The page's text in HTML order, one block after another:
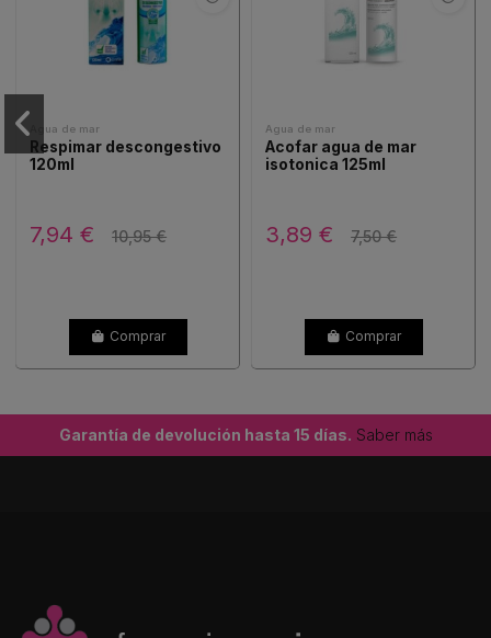
Agua de mar
Respimar descongestivo
120ml
7,94 € 10,95 €
Comprar
Agua de mar
Acofar agua de mar
isotonica 125ml
3,89 € 7,50 €
Comprar
Garantía de devolución hasta 15 días. Saber más